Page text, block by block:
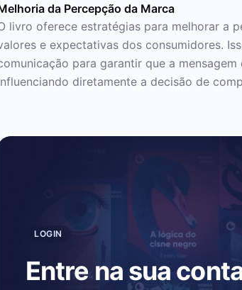
da Percepção da Marca
livro oferece estratégias para melhorar a
e expectativas dos consumidores.
para garantir que a
diretamente a decisão de
LOGIN
Entre na sua